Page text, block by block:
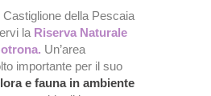
della Pescaia
la Riserva Naturale
Un’area
importante per il suo
e fauna in ambiente